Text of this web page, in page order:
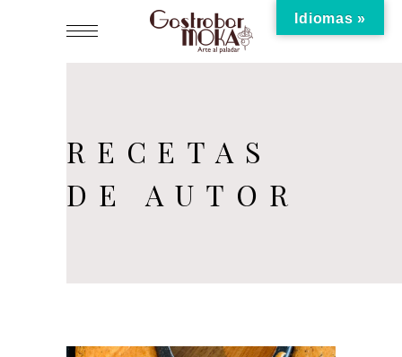
RECETAS
DE AUTOR
Idiomas »